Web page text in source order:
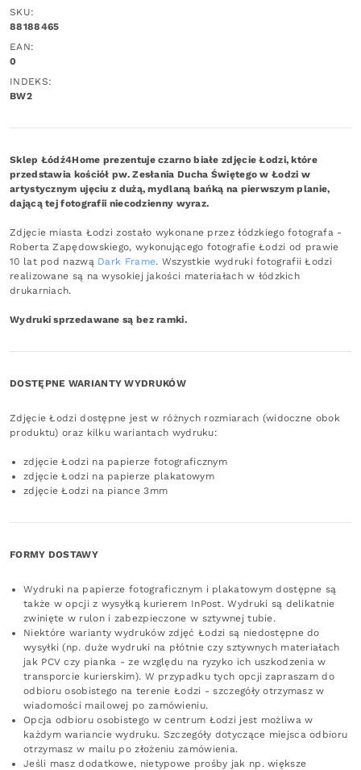
SKU:
88188465
EAN:
0
INDEKS:
BW2
Sklep Łódź4Home prezentuje czarno białe zdjęcie Łodzi, które
przedstawia kościół pw. Zesłania Ducha Świętego w Łodzi w
artystycznym ujęciu z dużą, mydlaną bańką na pierwszym planie,
dającą tej fotografii niecodzienny wyraz.
Zdjęcie miasta Łodzi zostało wykonane przez łódzkiego fotografa -
Roberta Zapędowskiego, wykonującego fotografie Łodzi od prawie
10 lat pod nazwą Dark Frame. Wszystkie wydruki fotografii Łodzi
realizowane są na wysokiej jakości materiałach w łódzkich
drukarniach.
Wydruki sprzedawane są bez ramki.
DOSTĘPNE WARIANTY WYDRUKÓW
Zdjęcie Łodzi dostępne jest w różnych rozmiarach (widoczne obok
produktu) oraz kilku wariantach wydruku:
zdjęcie Łodzi na papierze fotograficznym
zdjęcie Łodzi na papierze plakatowym
zdjęcie Łodzi na piance 3mm
FORMY DOSTAWY
Wydruki na papierze fotograficznym i plakatowym dostępne są
także w opcji z wysyłką kurierem InPost. Wydruki są delikatnie
zwinięte w rulon i zabezpieczone w sztywnej tubie.
Niektóre warianty wydruków zdjęć Łodzi są niedostępne do
wysyłki (np. duże wydruki na płótnie czy sztywnych materiałach
jak PCV czy pianka - ze względu na ryzyko ich uszkodzenia w
transporcie kurierskim). W przypadku tych opcji zapraszam do
odbioru osobistego na terenie Łodzi - szczegóły otrzymasz w
wiadomości mailowej po zamówieniu.
Opcja odbioru osobistego w centrum Łodzi jest możliwa w
każdym wariancie wydruku. Szczegóły dotyczące miejsca odbioru
otrzymasz w mailu po złożeniu zamówienia.
Jeśli masz dodatkowe, nietypowe prośby jak np. większe